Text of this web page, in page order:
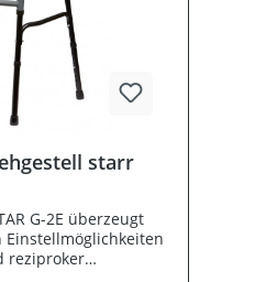
starr
G-2E überzeugt
reziproker